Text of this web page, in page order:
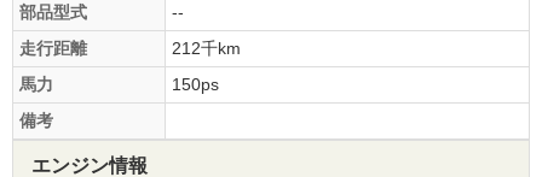
部品型式
--
走行距離
212千km
馬力
150ps
備考
エンジン情報